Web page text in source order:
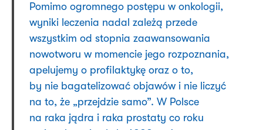
Pomimo ogromnego postępu w onkologii,
wyniki leczenia nadal zależą przede
wszystkim od stopnia zaawansowania
nowotworu w momencie jego rozpoznania,
apelujemy o profilaktykę oraz o to,
by nie bagatelizować objawów i nie liczyć
na to, że „przejdzie samo”. W Polsce
na raka jądra i raka prostaty co roku